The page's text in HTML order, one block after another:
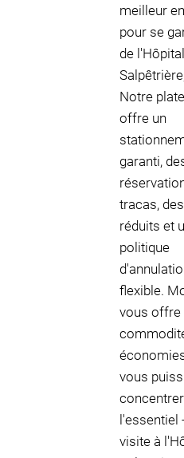
meilleur
pour se
de l'Hôpital
Notre
offre un
garanti,
tracas,
réduits et
politique
flexible.
vous offre
vous
l'essentiel
visite à